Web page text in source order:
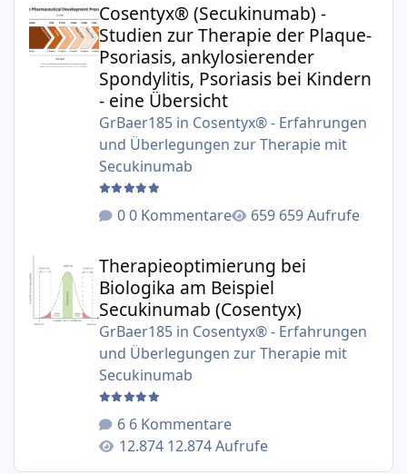
Cosentyx® (Secukinumab) -
Studien zur Therapie der Plaque-
Psoriasis, ankylosierender
Spondylitis, Psoriasis bei Kindern
- eine Übersicht
GrBaer185in Cosentyx® - Erfahrungen
und Überlegungen zur Therapie mit
Secukinumab
0 Kommentare
659 Aufrufe
Therapieoptimierung bei Biologika am Beispiel
Therapieoptimierung bei
Biologika am Beispiel
Secukinumab (Cosentyx)
GrBaer185in Cosentyx® - Erfahrungen
und Überlegungen zur Therapie mit
Secukinumab
6 Kommentare
12.874 Aufrufe